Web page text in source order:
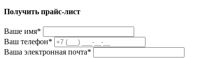
Получить прайс-лист
Ваше имя*
Ваш телефон*
Ваша электронная почта*